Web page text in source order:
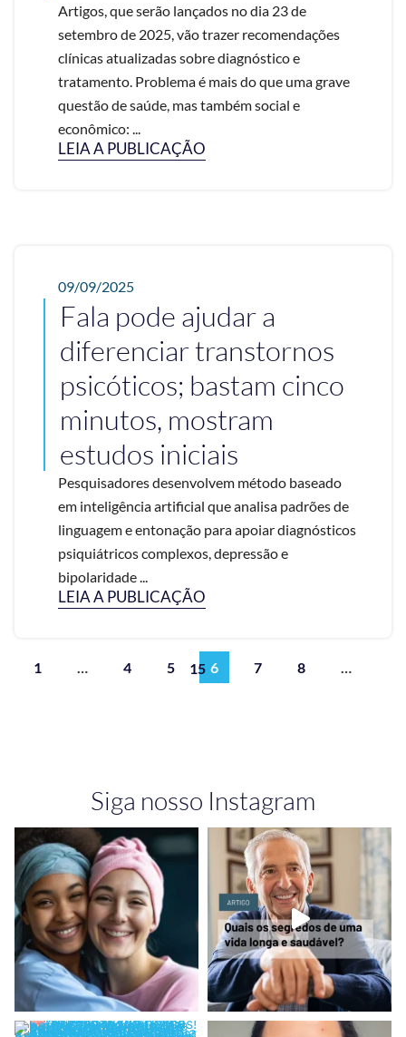
Artigos, que serão lançados no dia 23 de
setembro de 2025, vão trazer recomendações
clínicas atualizadas sobre diagnóstico e
tratamento. Problema é mais do que uma grave
questão de saúde, mas também social e
econômico: ...
LEIA A PUBLICAÇÃO
09/09/2025
Fala pode ajudar a
diferenciar transtornos
psicóticos; bastam cinco
minutos, mostram
estudos iniciais
Pesquisadores desenvolvem método baseado
em inteligência artificial que analisa padrões de
linguagem e entonação para apoiar diagnósticos
psiquiátricos complexos, depressão e
bipolaridade ...
LEIA A PUBLICAÇÃO
1 4 5 6 7 8
15
Siga nosso Instagram